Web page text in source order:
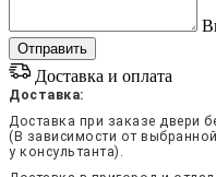
Доставка и оплата
Доставка:
Доставка при заказе двери
(В зависимости от
у консультанта).